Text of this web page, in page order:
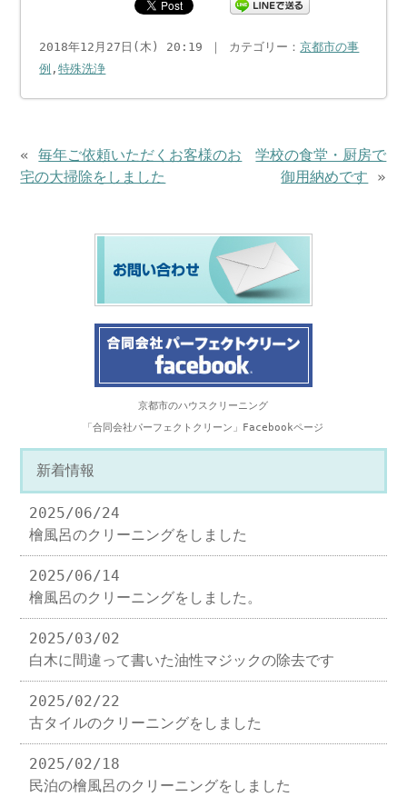
2018年12月27日(木) 20:19 ｜ カテゴリー：京都市の事
例 ,特殊洗浄
«毎年ご依頼いただくお客様のお
宅の大掃除をしました
学校の食堂・厨房で
御用納めです »
京都市のハウスクリーニング
「合同会社パーフェクトクリーン」Facebookページ
新着情報
2025/06/24
檜風呂のクリーニングをしました
2025/06/14
檜風呂のクリーニングをしました。
2025/03/02
白木に間違って書いた油性マジックの除去です
2025/02/22
古タイルのクリーニングをしました
2025/02/18
民泊の檜風呂のクリーニングをしました